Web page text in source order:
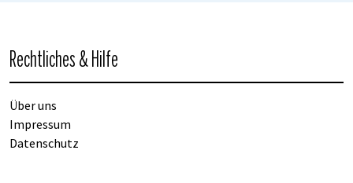
Rechtliches & Hilfe
Über uns
Impressum
Datenschutz